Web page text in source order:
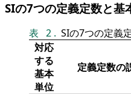
SIの7つの定義定数と基
表 2 . SIの7つの定義
対応
する
基本
単位
定義定数の